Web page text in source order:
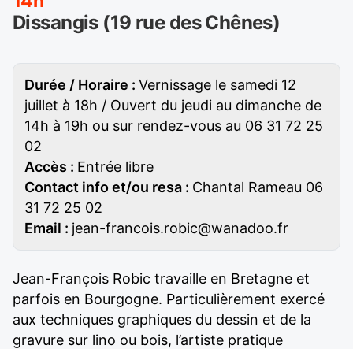
Dissangis (19 rue des Chênes)
Durée / Horaire : Vernissage le samedi 12
juillet à 18h / Ouvert du jeudi au dimanche de
14h à 19h ou sur rendez-vous au 06 31 72 25
02
Accès : Entrée libre
Contact info et/ou resa : Chantal Rameau 06
31 72 25 02
Email : jean-francois.robic@wanadoo.fr
Jean-François Robic travaille en Bretagne et
parfois en Bourgogne. Particulièrement exercé
aux techniques graphiques du dessin et de la
gravure sur lino ou bois, l’artiste pratique